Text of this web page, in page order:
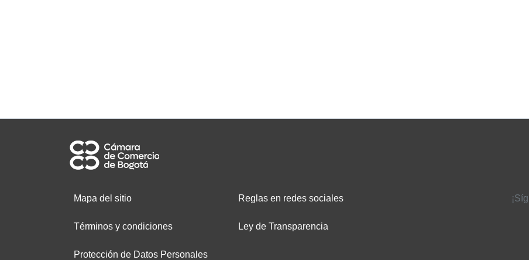
Mapa del sitio
Términos y condiciones
Protección de Datos Personales
Reglas en redes sociales
Ley de Transparencia